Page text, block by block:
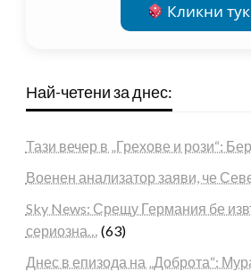
Кликни
Най-четени за днес:
Тази вечер в „Грехове и рози“:
Военен анализатор заяви, че
Sky News: Срещу Германия бе
сериозна… (63)
Днес в епизода на „Доброта“: